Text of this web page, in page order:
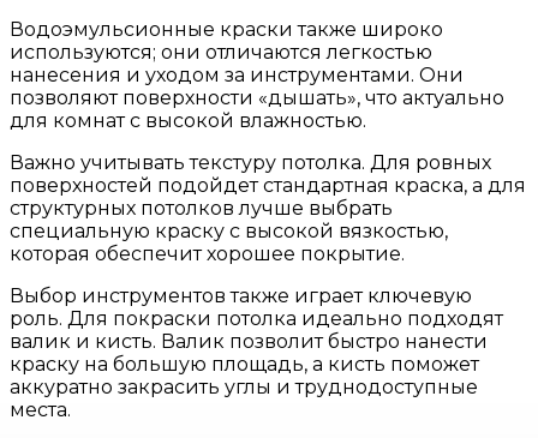
Водоэмульсионные краски также широко
используются; они отличаются легкостью
нанесения и уходом за инструментами. Они
позволяют поверхности «дышать», что актуально
для комнат с высокой влажностью.
Важно учитывать текстуру потолка. Для ровных
поверхностей подойдет стандартная краска, а для
структурных потолков лучше выбрать
специальную краску с высокой вязкостью,
которая обеспечит хорошее покрытие.
Выбор инструментов также играет ключевую
роль. Для покраски потолка идеально подходят
валик и кисть. Валик позволит быстро нанести
краску на большую площадь, а кисть поможет
аккуратно закрасить углы и труднодоступные
места.